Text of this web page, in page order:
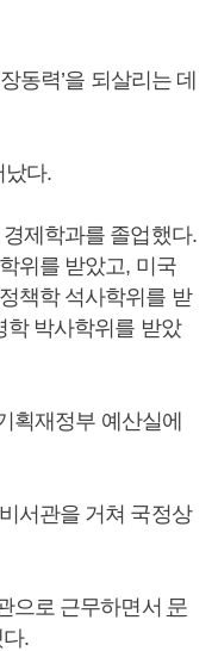
동력’을 되살리는 데
났다.
제학과를 졸업했다.
위를 받았고, 미국
책학 석사학위를 받
학 박사학위를 받았
획재정부 예산실에
서관을 거쳐 국정상
으로 근무하면서 문
.